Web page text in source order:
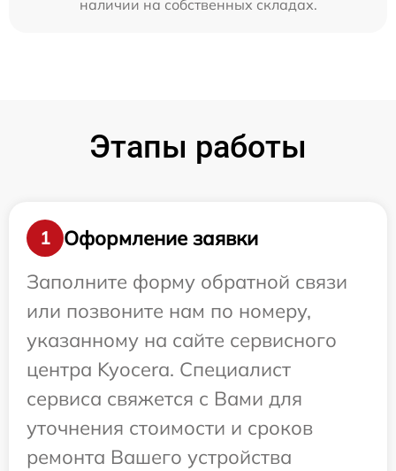
наличии на собственных складах.
Этапы работы
1
Оформление заявки
Заполните форму обратной связи
или позвоните нам по номеру,
указанному на сайте сервисного
центра Kyocera. Специалист
сервиса свяжется с Вами для
уточнения стоимости и сроков
ремонта Вашего устройства